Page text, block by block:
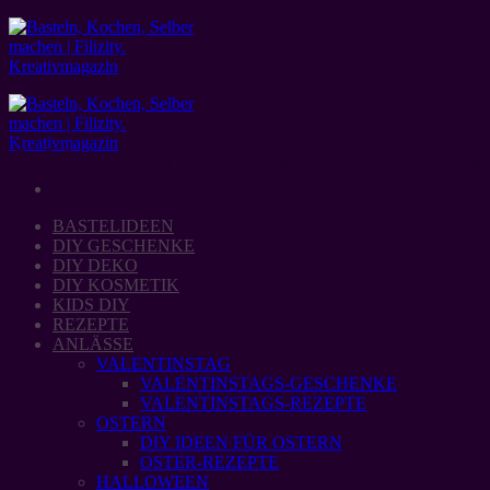
Zum
Inhalt
springen
BASTELIDEEN
DIY GESCHENKE
DIY DEKO
DIY KOSMETIK
KIDS DIY
REZEPTE
ANLÄSSE
VALENTINSTAG
VALENTINSTAGS-GESCHENKE
VALENTINSTAGS-REZEPTE
OSTERN
DIY IDEEN FÜR OSTERN
OSTER-REZEPTE
HALLOWEEN
Schlagwort-Archive: